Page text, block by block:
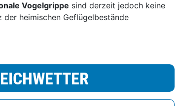
Vogelgrippe sind derzeit jedoch keine
heimischen Geflügelbestände